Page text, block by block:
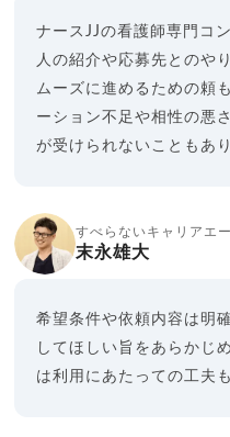
ナースJJの看護師専門コ
人の紹介や応募先とのや
ムーズに進めるための頼
ーション不足や相性の悪
が受けられないこともあ
すべらないキャリアエ
末永雄大
希望条件や依頼内容は明
してほしい旨をあらかじ
は利用にあたっての工夫